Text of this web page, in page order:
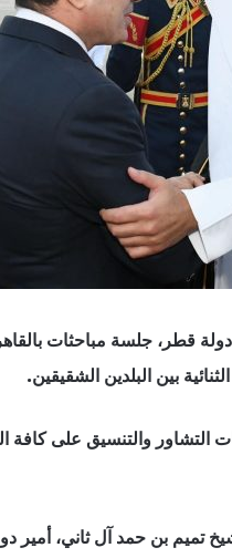
قطر، جلسة مباحثات
بين البلدين الشقيقين.
التشاور والتنسيق على كافة
تميم بن حمد آل ثاني، أمير